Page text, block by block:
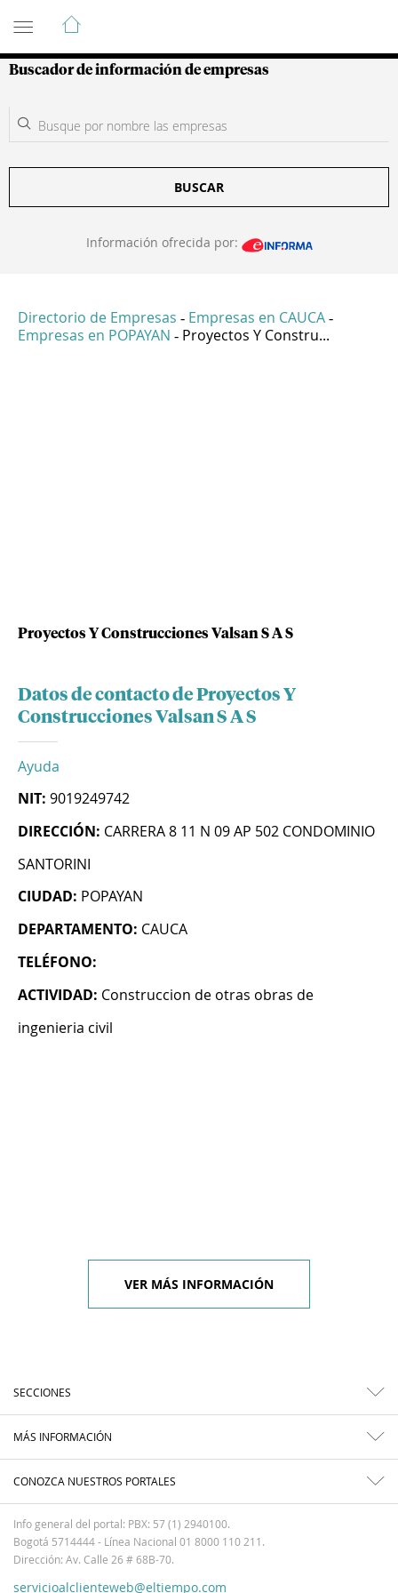
Guía de Empresas Colombianas
Buscador de información de empresas
BUSCAR
Información ofrecida por:
Directorio de Empresas - Empresas en CAUCA -
Empresas en POPAYAN - Proyectos Y Constru...
Proyectos Y Construcciones Valsan S A S
Datos de contacto de Proyectos Y
Construcciones Valsan S A S
Ayuda
NIT: 9019249742
DIRECCIÓN: CARRERA 8 11 N 09 AP 502 CONDOMINIO
SANTORINI
CIUDAD: POPAYAN
DEPARTAMENTO: CAUCA
TELÉFONO:
ACTIVIDAD: Construccion de otras obras de
ingenieria civil
VER MÁS INFORMACIÓN
SECCIONES
MÁS INFORMACIÓN
CONOZCA NUESTROS PORTALES
Info general del portal: PBX: 57 (1) 2940100.
Bogotá 5714444 - Línea Nacional 01 8000 110 211.
Dirección: Av. Calle 26 # 68B-70.
servicioalclienteweb@eltiempo.com